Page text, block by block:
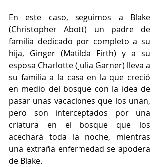
En este caso, seguimos a Blake
(Christopher Abott) un padre de
familia dedicado por completo a su
hija, Ginger (Matilda Firth) y a su
esposa Charlotte (Julia Garner) lleva a
su familia a la casa en la que creció
en medio del bosque con la idea de
pasar unas vacaciones que los unan,
pero son interceptados por una
criatura en el bosque que los
acechará toda la noche, mientras
una extraña enfermedad se apodera
de Blake.